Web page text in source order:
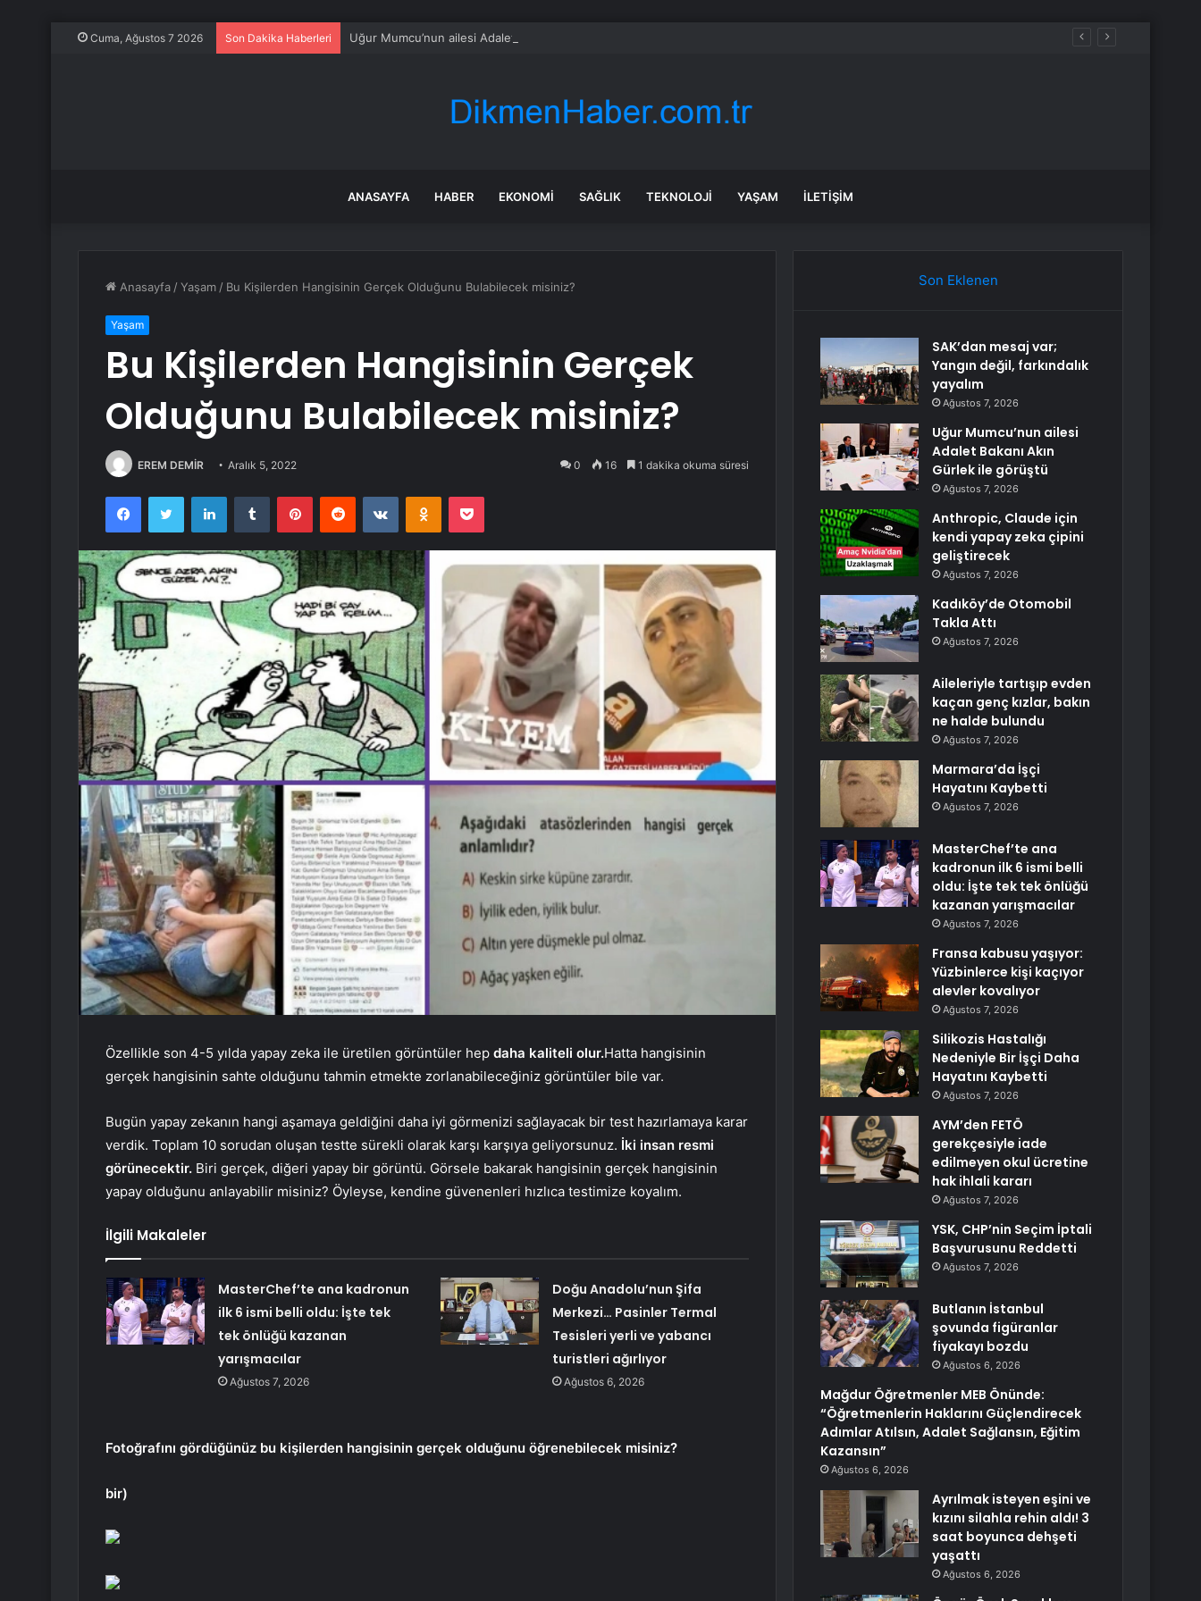
Cuma, Ağustos 7 2026 Son Dakika Haberleri Uğur Mumcu’nun ailesi Adalet Bakanı Akın Gürlek ile görüştü
ANASAYFA HABER EKONOMI SAĞLIK TEKNOLOJI YAŞAM İLETIŞIM
Anasayfa /Yaşam / Bu Kişilerden Hangisinin Gerçek Olduğunu Bulabilecek misiniz?
Yaşam
Bu Kişilerden Hangisinin Gerçek
Olduğunu Bulabilecek misiniz?
EREM DEMİR Aralık 5, 2022 0 16 1 dakika okuma süresi
FacebookTwitter LinkedInTumblr PinterestReddit VKontakteOdnoklassniki
Pocket
Özellikle son 4-5 yılda yapay zeka ile üretilen görüntüler hep daha kaliteli olur.Hatta hangisinin
gerçek hangisinin sahte olduğunu tahmin etmekte zorlanabileceğiniz görüntüler bile var.
Bugün yapay zekanın hangi aşamaya geldiğini daha iyi görmenizi sağlayacak bir test hazırlamaya karar
verdik. Toplam 10 sorudan oluşan testte sürekli olarak karşı karşıya geliyorsunuz. İki insan resmi
görünecektir. Biri gerçek, diğeri yapay bir görüntü. Görsele bakarak hangisinin gerçek hangisinin
yapay olduğunu anlayabilir misiniz? Öyleyse, kendine güvenenleri hızlıca testimize koyalım.
İlgili Makaleler
MasterChef’te ana kadronun
ilk 6 ismi belli oldu: İşte tek
tek önlüğü kazanan
yarışmacılar
Ağustos 7, 2026
Doğu Anadolu’nun Şifa
Merkezi… Pasinler Termal
Tesisleri yerli ve yabancı
turistleri ağırlıyor
Ağustos 6, 2026
Fotoğrafını gördüğünüz bu kişilerden hangisinin gerçek olduğunu öğrenebilecek misiniz?
bir)
Son Eklenen
SAK’dan mesaj var;
Yangın değil, farkındalık
yayalım
Ağustos 7, 2026
Uğur Mumcu’nun ailesi
Adalet Bakanı Akın
Gürlek ile görüştü
Ağustos 7, 2026
Anthropic, Claude için
kendi yapay zeka çipini
geliştirecek
Ağustos 7, 2026
Kadıköy’de Otomobil
Takla Attı
Ağustos 7, 2026
Aileleriyle tartışıp evden
kaçan genç kızlar, bakın
ne halde bulundu
Ağustos 7, 2026
Marmara’da İşçi
Hayatını Kaybetti
Ağustos 7, 2026
MasterChef’te ana
kadronun ilk 6 ismi belli
oldu: İşte tek tek önlüğü
kazanan yarışmacılar
Ağustos 7, 2026
Fransa kabusu yaşıyor:
Yüzbinlerce kişi kaçıyor
alevler kovalıyor
Ağustos 7, 2026
Silikozis Hastalığı
Nedeniyle Bir İşçi Daha
Hayatını Kaybetti
Ağustos 7, 2026
AYM’den FETÖ
gerekçesiyle iade
edilmeyen okul ücretine
hak ihlali kararı
Ağustos 7, 2026
YSK, CHP’nin Seçim İptali
Başvurusunu Reddetti
Ağustos 7, 2026
Butlanın İstanbul
şovunda figüranlar
fiyakayı bozdu
Ağustos 6, 2026
Mağdur Öğretmenler MEB Önünde:
“Öğretmenlerin Haklarını Güçlendirecek
Adımlar Atılsın, Adalet Sağlansın, Eğitim
Kazansın”
Ağustos 6, 2026
Ayrılmak isteyen eşini ve
kızını silahla rehin aldı! 3
saat boyunca dehşeti
yaşattı
Ağustos 6, 2026